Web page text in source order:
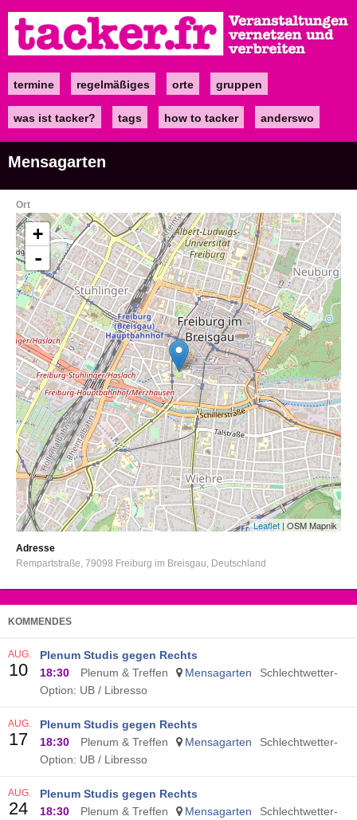
zum
Inhalt
Maintermine regelmäßiges orte gruppen
was ist tacker? tags how to tacker anderswo
Mensagarten
Ort
+
-
Leaflet | OSM Mapnik
Adresse
Rempartstraße 79098 Freiburg im Breisgau Deutschland
KOMMENDES
Plenum Studis gegen Rechts
18:30
Plenum & Treffen Mensagarten
Schlechtwetter-
Option: UB / Libresso
AUG.
10
Plenum Studis gegen Rechts
18:30
Plenum & Treffen Mensagarten
Schlechtwetter-
Option: UB / Libresso
AUG.
17
Plenum Studis gegen Rechts
18:30
Plenum & Treffen Mensagarten
Schlechtwetter-
AUG.
24